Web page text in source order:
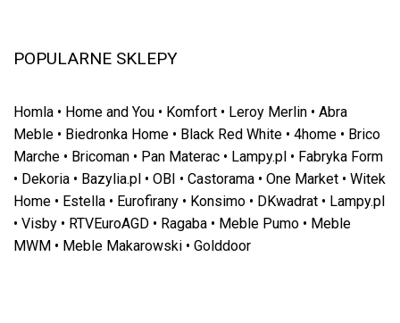
POPULARNE SKLEPY
Homla • Home and You • Komfort • Leroy Merlin • Abra
Meble • Biedronka Home • Black Red White • 4home • Brico
Marche • Bricoman • Pan Materac • Lampy.pl • Fabryka Form
• Dekoria • Bazylia.pl • OBI • Castorama • One Market • Witek
Home • Estella • Eurofirany • Konsimo • DKwadrat • Lampy.pl
• Visby • RTVEuroAGD • Ragaba • Meble Pumo • Meble
MWM • Meble Makarowski • Golddoor